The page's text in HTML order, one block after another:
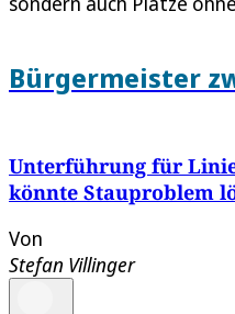
Bürgermeister
Unterführung für
könnte Stauproblem
Von
Stefan Villinger